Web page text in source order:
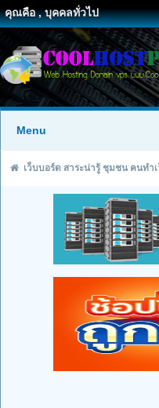
คุณคือ , บุคคลทั่วไป
Menu
เว็บบอร์ด สาระน่ารู้ ชุมชน คนทำ